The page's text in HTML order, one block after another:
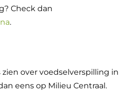
Check dan
.
zien over voedselverspilling in
eens op Milieu Centraal.